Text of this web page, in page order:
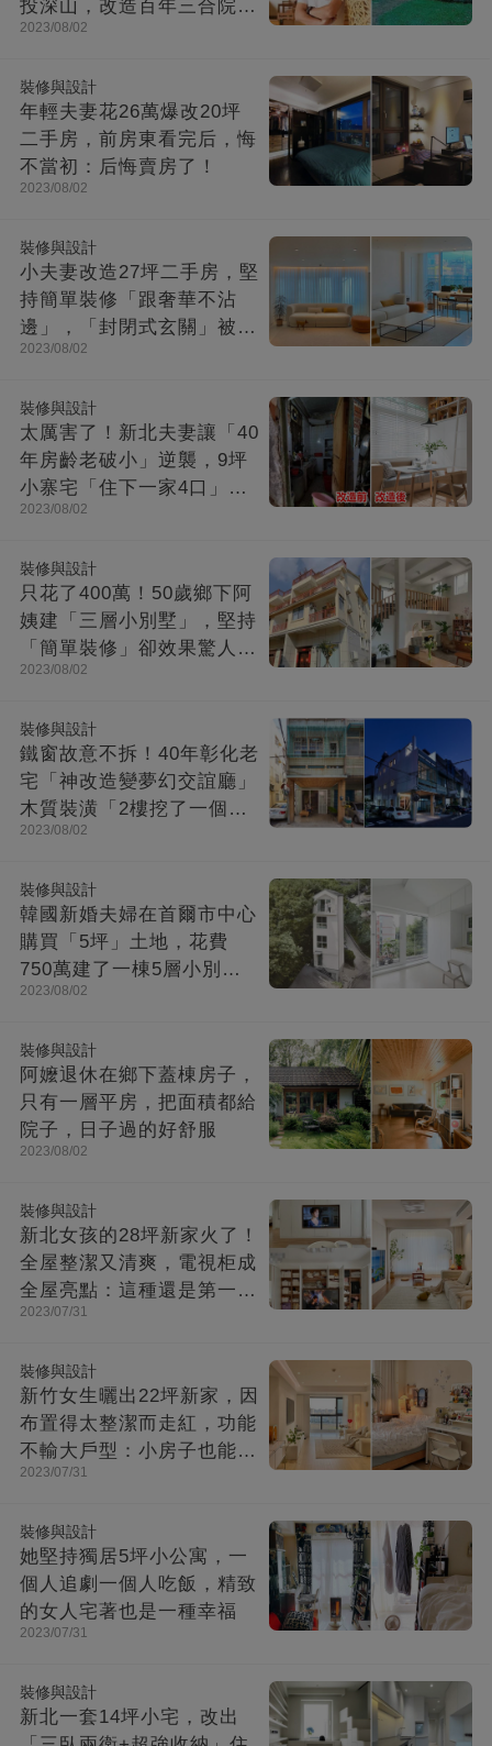
投深山，改造百年三合院，
成「台灣最美民宿」!
2023/08/02
裝修與設計
年輕夫妻花26萬爆改20坪
二手房，前房東看完后，悔
不當初：后悔賣房了！
2023/08/02
裝修與設計
小夫妻改造27坪二手房，堅
持簡單裝修「跟奢華不沾
邊」，「封閉式玄關」被贊
爆：這就是夢想中的家！
2023/08/02
裝修與設計
太厲害了！新北夫妻讓「40
年房齡老破小」逆襲，9坪
小寨宅「住下一家4口」，
收納超強超舒適
2023/08/02
裝修與設計
只花了400萬！50歲鄉下阿
姨建「三層小別墅」，堅持
「簡單裝修」卻效果驚人：
一進屋就療愈了
2023/08/02
裝修與設計
鐵窗故意不拆！40年彰化老
宅「神改造變夢幻交誼廳」
木質裝潢「2樓挖了一個大
洞」走上樓美翻
2023/08/02
裝修與設計
韓國新婚夫婦在首爾市中心
購買「5坪」土地，花費
750萬建了一棟5層小別
墅：小房子卻幸福感爆棚
2023/08/02
裝修與設計
阿嬤退休在鄉下蓋棟房子，
只有一層平房，把面積都給
院子，日子過的好舒服
2023/08/02
裝修與設計
新北女孩的28坪新家火了！
全屋整潔又清爽，電視柜成
全屋亮點：這種還是第一次
見！
2023/07/31
裝修與設計
新竹女生曬出22坪新家，因
布置得太整潔而走紅，功能
不輸大戶型：小房子也能住
出幸福感
2023/07/31
裝修與設計
她堅持獨居5坪小公寓，一
個人追劇一個人吃飯，精致
的女人宅著也是一種幸福
2023/07/31
裝修與設計
新北一套14坪小宅，改出